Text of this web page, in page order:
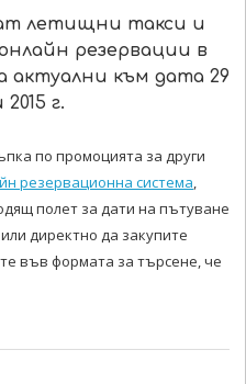
летищни такси и
резервации в
към дата 29
г.
по промоцията за други
резервационна система,
полет за дати на пътуване
директно да закупите
във формата за търсене, че